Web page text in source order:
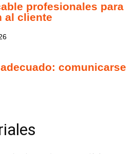
profesionales para
al cliente
comunicarse